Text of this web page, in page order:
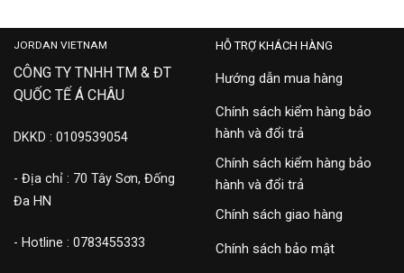
JORDAN VIETNAM
CÔNG TY TNHH TM & ĐT
QUỐC TẾ Á CHÂU
DKKD : 0109539054
- Địa chỉ : 70 Tây Sơn, Đống
Đa HN
- Hotline : 0783455333
HỖ TRỢ KHÁCH HÀNG
Hướng dẫn mua hàng
Chính sách kiểm hàng bảo
hành và đổi trả
Chính sách kiểm hàng bảo
hành và đổi trả
Chính sách giao hàng
Chính sách bảo mật